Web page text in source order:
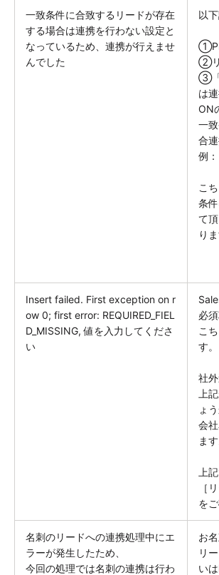
一致条件に合致するリードが存在
する場合は連携を行わない設定と
なっているため、連携が行えませ
んでした
以
②リ
③「
は
ON
一
合
例
こ
条
て
りま
Insert failed. First exception on r
ow 0; first error: REQUIRED_FIEL
D_MISSING, 値を入力してくださ
い
必
こ
す。
社
上
ょう
会
ます
上
［
を
名刺のリードへの連携処理中にエ
ラーが発生したため、
今回の処理では名刺の連携は行わ
お
リ
い